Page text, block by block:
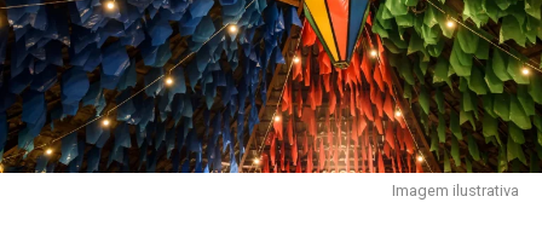
Imagem ilustrativa